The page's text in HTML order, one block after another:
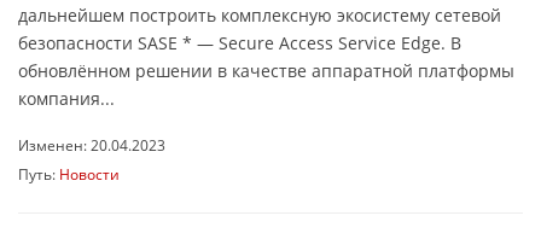
дальнейшем построить комплексную экосистему сетевой
безопасности SASE * — Secure Access Service Edge. В
обновлённом решении в качестве аппаратной платформы
компания...
Изменен: 20.04.2023
Путь: Новости